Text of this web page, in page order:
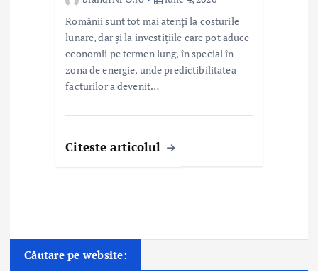
Românii sunt tot mai atenți la costurile
lunare, dar și la investițiile care pot aduce
economii pe termen lung, în special în
zona de energie, unde predictibilitatea
facturilor a devenit…
Citeste articolul
Căutare pe website: